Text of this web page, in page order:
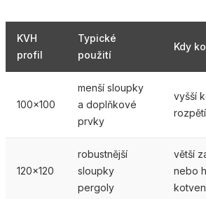
KVH
profil
Typické
použití
Kdy
100x100
menší sloupky
a doplňkové
prvky
vyšší
120x120
robustnější
sloupky
pergoly
větší
nebo